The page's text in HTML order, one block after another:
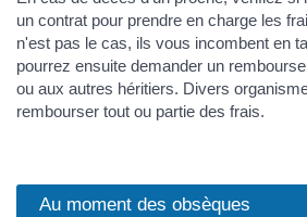
un contrat pour prendre en charge les
n'est pas le cas, ils vous incombent en
pourrez ensuite demander un
ou aux autres héritiers. Divers
rembourser tout ou partie des frais.
Au moment des obsèques